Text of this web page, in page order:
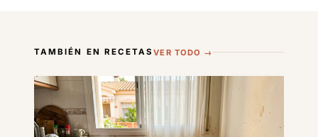
TAMBIÉN EN RECETASVER TODO →